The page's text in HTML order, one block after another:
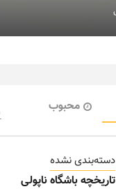
محبوب
دسته‌بندی نشده
تاریخچه باشگاه ناپولی